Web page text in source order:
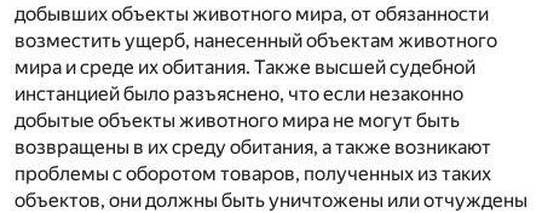
добывших объекты животного мира, от обязанности
возместить ущерб, нанесенный объектам животного
мира и среде их обитания. Также высшей судебной
инстанцией было разъяснено, что если незаконно
добытые объекты животного мира не могут быть
возвращены в их среду обитания, а также возникают
проблемы с оборотом товаров, полученных из таких
объектов, они должны быть уничтожены или отчуждены